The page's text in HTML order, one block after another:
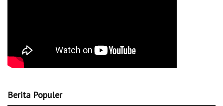
Berita Populer